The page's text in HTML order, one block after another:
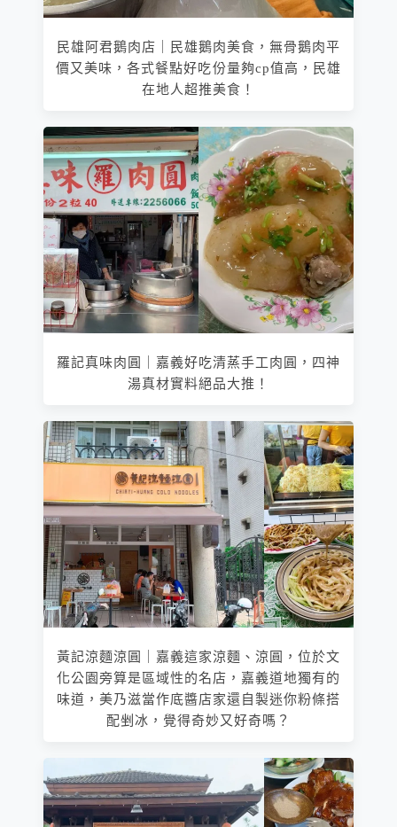
民雄阿君鵝肉店｜民雄鵝肉美食，無骨鵝肉平
價又美味，各式餐點好吃份量夠cp值高，民雄
在地人超推美食！
羅記真味肉圓｜嘉義好吃清蒸手工肉圓，四神
湯真材實料絕品大推！
黃記涼麵涼圓｜嘉義這家涼麵、涼圓，位於文
化公園旁算是區域性的名店，嘉義道地獨有的
味道，美乃滋當作底醬店家還自製迷你粉條搭
配剉冰，覺得奇妙又好奇嗎？